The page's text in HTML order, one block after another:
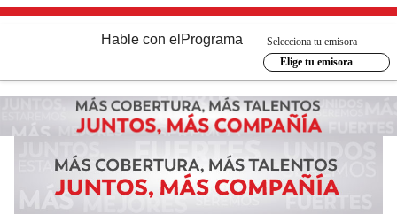
Hable con el Programa
Selecciona tu emisora
Elige tu emisora